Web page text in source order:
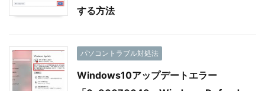
する方法
パソコントラブル対処法
Windows10アップデートエラー